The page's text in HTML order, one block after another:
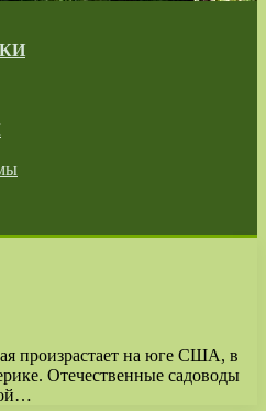
произрастает на юге США, в
Отечественные садоводы